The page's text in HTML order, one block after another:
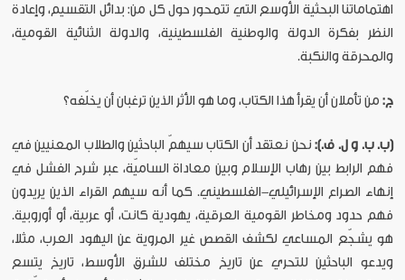
اهتماماتنا البحثية الأوسع التي تتمحور حول كل من: بدائل التقسيم، وإعادة
النظر بفكرة الدولة والوطنية الفلسطينية، والدولة الثنائية القومية،
والمحرقة والنكبة.
ج: من تأملان أن يقرأ هذا الكتاب، وما هو الأثر الذين ترغبان أن يخلّفه؟
(ب. ب. و ل. ف.):نحن نعتقد أن الكتاب سيهمّ الباحثين والطلاب المعنيين في
فهم الرابط بين رهاب الإسلام وبين معاداة الساميّة، عبر شرح الفشل في
إنهاء الصراع الإسرائيلي-الفلسطيني. كما أنه سيهم القراء الذين يريدون
فهم حدود ومخاطر القومية العرقية، يهودية كانت، أو عربية، أو أوروبية.
هو يشجّع المساعي لكشف القصص غير المروية عن اليهود العرب، مثلا،
ويدعو الباحثين للتحري عن تاريخ مختلف للشرق الأوسط، تاريخ يتسع